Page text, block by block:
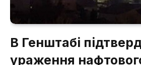
В Генштабі
ураження